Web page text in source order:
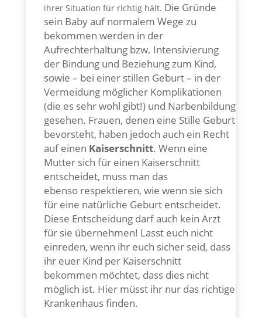
ihrer Situation für richtig hält. Die Gründe
sein Baby auf normalem Wege zu
bekommen werden in der
Aufrechterhaltung bzw. Intensivierung
der Bindung und Beziehung zum Kind,
sowie – bei einer stillen Geburt – in der
Vermeidung möglicher Komplikationen
(die es sehr wohl gibt!) und Narbenbildung
gesehen. Frauen, denen eine Stille Geburt
bevorsteht, haben jedoch auch ein Recht
auf einen Kaiserschnitt. Wenn eine
Mutter sich für einen Kaiserschnitt
entscheidet, muss man das
ebenso respektieren, wie wenn sie sich
für eine natürliche Geburt entscheidet.
Diese Entscheidung darf auch kein Arzt
für sie übernehmen! Lasst euch nicht
einreden, wenn ihr euch sicher seid, dass
ihr euer Kind per Kaiserschnitt
bekommen möchtet, dass dies nicht
möglich ist. Hier müsst ihr nur das richtige
Krankenhaus finden.